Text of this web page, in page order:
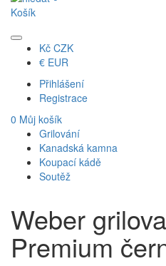
Košík
Kč CZK
€ EUR
Přihlášení
Registrace
0 Můj košík
Grilování
Kanadská kamna
Koupací kádě
Soutěž
Weber
Premium